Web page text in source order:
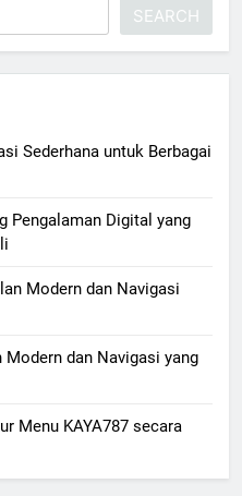
SEARCH
Sederhana untuk Berbagai
Pengalaman Digital yang
Modern dan Navigasi
Modern dan Navigasi yang
Menu KAYA787 secara